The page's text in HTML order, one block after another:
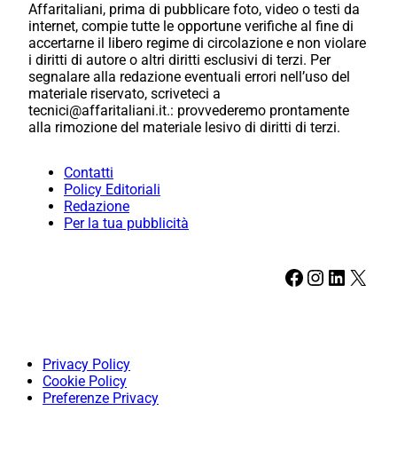
Affaritaliani, prima di pubblicare foto, video o testi da
internet, compie tutte le opportune verifiche al fine di
accertarne il libero regime di circolazione e non violare
i diritti di autore o altri diritti esclusivi di terzi. Per
segnalare alla redazione eventuali errori nell’uso del
materiale riservato, scriveteci a
tecnici@affaritaliani.it.: provvederemo prontamente
alla rimozione del materiale lesivo di diritti di terzi.
Contatti
Policy Editoriali
Redazione
Per la tua pubblicità
Facebook Instagram LinkedIn X
Privacy Policy
Cookie Policy
Preferenze Privacy